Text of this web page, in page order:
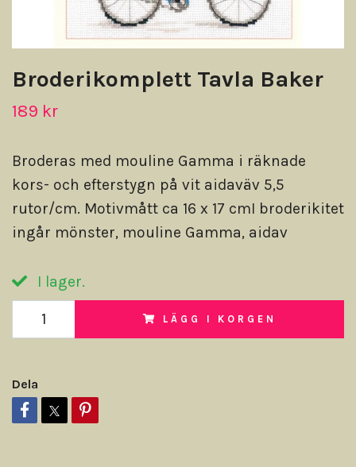
Broderikomplett Tavla Baker
189 kr
Broderas med mouline Gamma i räknade
kors- och efterstygn på vit aidaväv 5,5
rutor/cm. Motivmått ca 16 x 17 cmI broderikitet
ingår mönster, mouline Gamma, aidav
I lager.
LÄGG I KORGEN
Dela